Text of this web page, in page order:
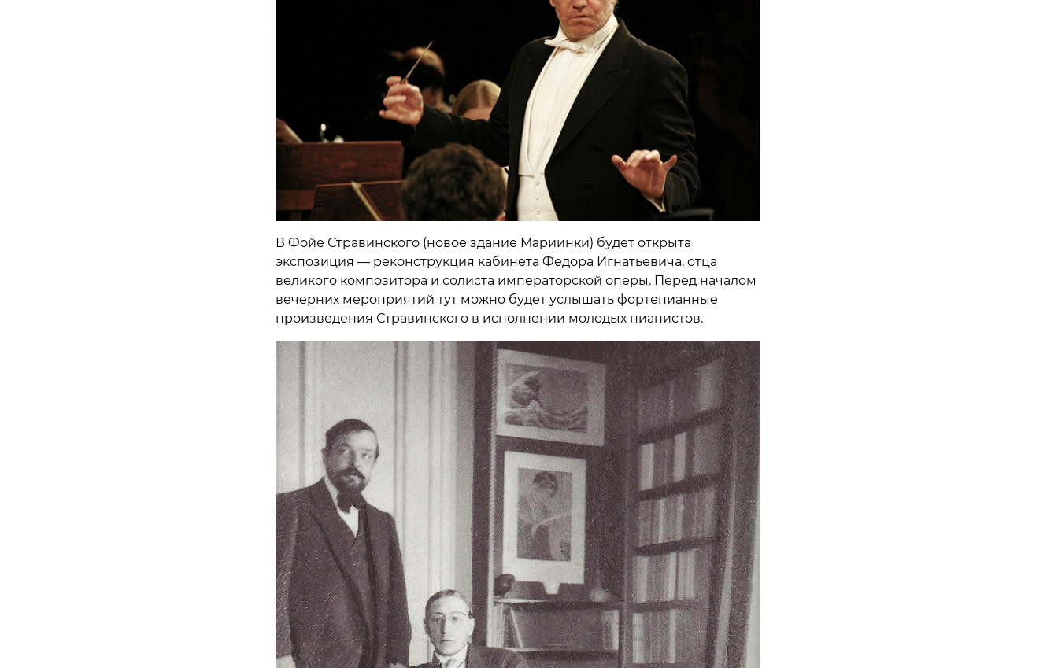
В Фойе Стравинского (новое здание Мариинки) будет открыта
экспозиция — реконструкция кабинета Федора Игнатьевича, отца
великого композитора и солиста императорской оперы. Перед началом
вечерних мероприятий тут можно будет услышать фортепианные
произведения Стравинского в исполнении молодых пианистов.